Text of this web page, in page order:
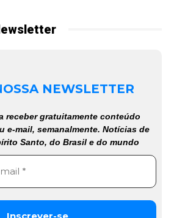
NEWSLETTER
receber gratuitamente conteúdo
e-mail, semanalmente. Notícias de
Santo, do Brasil e do mundo